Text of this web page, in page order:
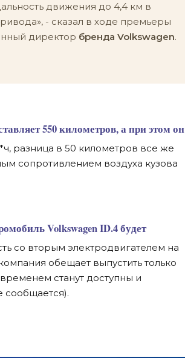
движения до 4,4 км в
- сказал в ходе премьеры
директор бренда Volkswagen.
550 километров, а при этом он
разница в 50 километров все же
сопротивлением воздуха кузова
Volkswagen ID.4 будет
со вторым электродвигателем на
обещает выпустить только
станут доступны и
сообщается).